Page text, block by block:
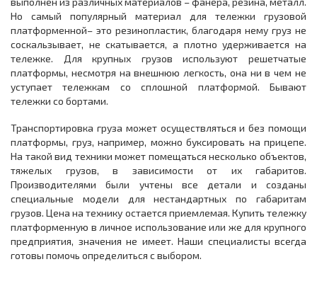
Но самый популярный материал для тележки грузовой
платформенной– это резинопластик, благодаря нему груз не
соскальзывает, не скатывается, а плотно удерживается на
тележке. Для крупных грузов используют решетчатые
платформы, несмотря на внешнюю легкость, она ни в чем не
уступает тележкам со сплошной платформой. Бывают
тележки со бортами.
Транспортировка груза может осуществляться и без помощи
платформы, груз, например, можно буксировать на прицепе.
На такой вид техники может помещаться несколько объектов,
тяжелых грузов, в зависимости от их габаритов.
Производителями были учтены все детали и созданы
специальные модели для нестандартных по габаритам
грузов. Цена на технику остается приемлемая. Купить тележку
платформенную в личное использование или же для крупного
предприятия, значения не имеет. Наши специалисты всегда
готовы помочь определиться с выбором.